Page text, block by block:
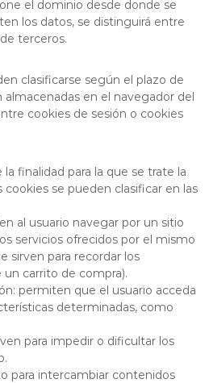
el dominio desde donde se
los datos, se distinguirá entre
terceros.
clasificarse según el plazo de
en el navegador del
cookies de sesión o cookies
finalidad para la que se trate la
cookies se pueden clasificar en las
al usuario navegar por un sitio
servicios ofrecidos por el mismo
sirven para recordar los
carrito de compra).
permiten que el usuario acceda
determinadas, como
para impedir o dificultar los
para intercambiar contenidos